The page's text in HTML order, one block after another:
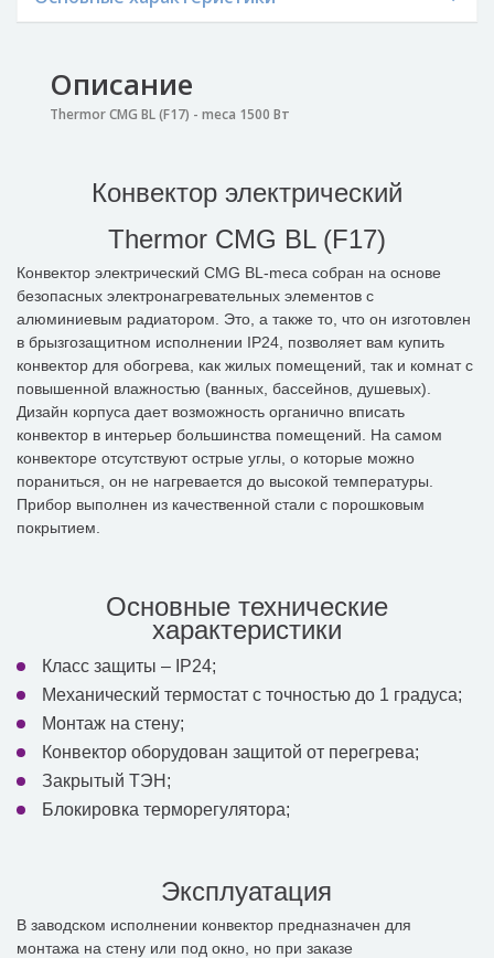
Описание
Thermor CMG BL (F17) - meca 1500 Вт
Конвектор электрический
Thermor CMG BL (F17)
Конвектор электрический CMG BL-meca собран на основе
безопасных электронагревательных элементов с
алюминиевым радиатором. Это, а также то, что он изготовлен
в брызгозащитном исполнении IP24, позволяет вам купить
конвектор для обогрева, как жилых помещений, так и комнат с
повышенной влажностью (ванных, бассейнов, душевых).
Дизайн корпуса дает возможность органично вписать
конвектор в интерьер большинства помещений. На самом
конвекторе отсутствуют острые углы, о которые можно
пораниться, он не нагревается до высокой температуры.
Прибор выполнен из качественной стали с порошковым
покрытием.
Основные технические
характеристики
Класс защиты – IP24;
Механический термостат с точностью до 1 градуса;
Монтаж на стену;
Конвектор оборудован защитой от перегрева;
Закрытый ТЭН;
Блокировка терморегулятора;
Эксплуатация
В заводском исполнении конвектор предназначен для
монтажа на стену или под окно, но при заказе